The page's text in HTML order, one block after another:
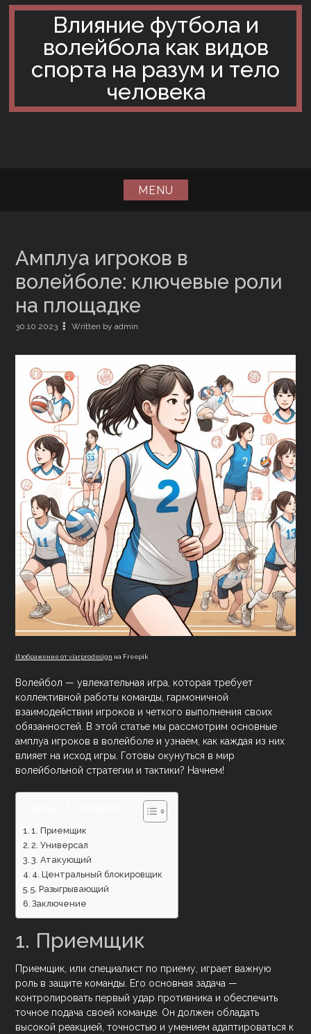
Skip
Влияние футбола и
волейбола как видов
спорта на разум и тело
человека
MENU
Амплуа игроков в
волейболе: ключевые роли
на площадке
30.10.2023 Written by admin
Изображение от viarprodesign на Freepik
Волейбол — увлекательная игра, которая требует
коллективной работы команды, гармоничной
взаимодействии игроков и четкого выполнения своих
обязанностей. В этой статье мы рассмотрим основные
амплуа игроков в волейболе и узнаем, как каждая из них
влияет на исход игры. Готовы окунуться в мир
волейбольной стратегии и тактики? Начнем!
1. Приемщик
2. Универсал
3. Атакующий
4. Центральный блокировщик
5. Разыгрывающий
Заключение
1. Приемщик
Приемщик, или специалист по приему, играет важную
роль в защите команды. Его основная задача —
контролировать первый удар противника и обеспечить
точное подача своей команде. Он должен обладать
высокой реакцией, точностью и умением адаптироваться к